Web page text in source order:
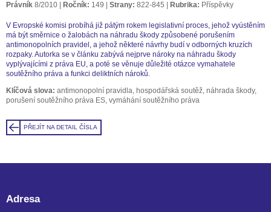
Právník 8/2010 Ročník: 149 Strany: 822-845 Rubrika: Příspěvky
V Evropské komisi probíhá již pátým rokem legislativní proces, jehož vyústěním
má být směrnice o žalobách na náhradu škody způsobené porušením
antimonopolních pravidel, a jehož některé návrhy budí v odborných kruzích
rozpaky. Autorka se v článku zabývá nejprve nároky na náhradu škody
vyplývajícími z práva EU, a poté se věnuje důležité otázce vymahatele
soutěžního práva a funkci deliktních nároků.
Klíčová slova: antimonopolní pravidla, hospodářská soutěž, náhrada škody,
porušení soutěžního práva ES, vymáhání soutěžního práva
PŘEJÍT NA DETAIL ČÍSLA
Adresa